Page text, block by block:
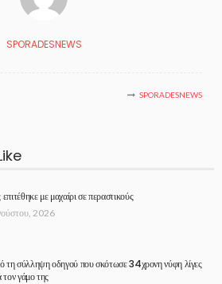
SPORADESNEWS
SPORADESNEWS
με μαχαίρι σε περαστικούς
2026
τη σύλληψη οδηγού που σκότωσε 34χρονη νύφη λίγες
γάμο της